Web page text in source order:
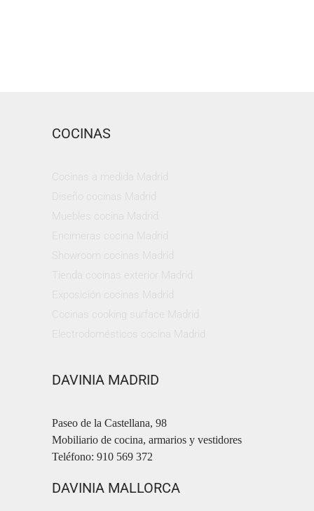
COCINAS
DAVINIA MADRID
Paseo de la Castellana, 98
Mobiliario de cocina, armarios y vestidores
Teléfono: 910 569 372
DAVINIA MALLORCA